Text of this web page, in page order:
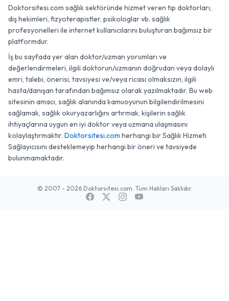
Doktorsitesi.com sağlık sektöründe hizmet veren tıp doktorları,
diş hekimleri, fizyoterapistler, psikologlar vb. sağlık
profesyonelleri ile internet kullanıcılarını buluşturan bağımsız bir
platformdur.
İş bu sayfada yer alan doktor/uzman yorumları ve
değerlendirmeleri, ilgili doktorun/uzmanın doğrudan veya dolaylı
emri, talebi, önerisi, tavsiyesi ve/veya ricası olmaksızın, ilgili
hasta/danışan tarafından bağımsız olarak yazılmaktadır. Bu web
sitesinin amacı, sağlık alanında kamuoyunun bilgilendirilmesini
sağlamak, sağlık okuryazarlığını artırmak, kişilerin sağlık
ihtiyaçlarına uygun en iyi doktor veya uzmana ulaşmasını
kolaylaştırmaktır. Doktorsitesi.com herhangi bir Sağlık Hizmeti
Sağlayıcısını desteklemeyip herhangi bir öneri ve tavsiyede
bulunmamaktadır.
© 2007 - 2026 Doktorsitesi.com. Tüm Hakları Saklıdır.